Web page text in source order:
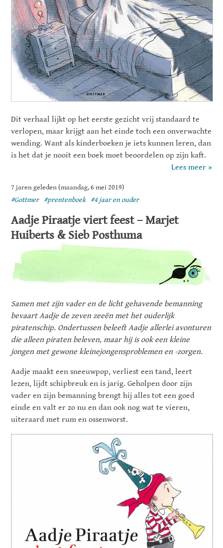
Dit verhaal lijkt op het eerste gezicht vrij standaard te
verlopen, maar krijgt aan het einde toch een onverwachte
wending. Want als kinderboeken je iets kunnen leren, dan
is het dat je nooit een boek moet beoordelen op zijn kaft.
Lees meer »
7 jaren geleden (maandag, 6 mei 2019)
#Gottmer
#prentenboek #4 jaar en ouder
Aadje Piraatje viert feest – Marjet
Huiberts & Sieb Posthuma
Samen met zijn vader en de licht gehavende bemanning
bevaart Aadje de zeven zeeën met het ouderlijk
piratenschip. Ondertussen beleeft Aadje allerlei avonturen
die alleen piraten beleven, maar hij is ook een kleine
jongen met gewone kleinejongensproblemen en -zorgen.
Aadje maakt een sneeuwpop, verliest een tand, leert
lezen, lijdt schipbreuk en is jarig. Geholpen door zijn
vader en zijn bemanning brengt hij alles tot een goed
einde en valt er zo nu en dan ook nog wat te vieren,
uiteraard met rum en ossenworst.